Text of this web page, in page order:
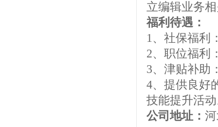
立编辑业务
福利待遇：
1、社保福利
2、职位福利
3、津贴补助
4、提供良好
技能提升活
公司地址：